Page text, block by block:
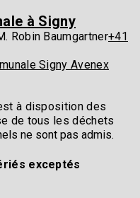
à Signy
Robin Baumgartner+41
Signy Avenex
à disposition des
de tous les déchets
ne sont pas admis.
exceptés